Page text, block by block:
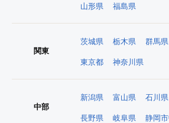
山形県 福島県
関東
茨城県 栃木県 群馬県
東京都 神奈川県
中部
新潟県 富山県 石川県
長野県 岐阜県 静岡